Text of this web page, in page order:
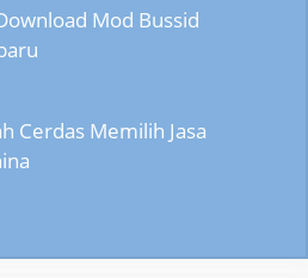
Mod Bussid
Cerdas Memilih Jasa